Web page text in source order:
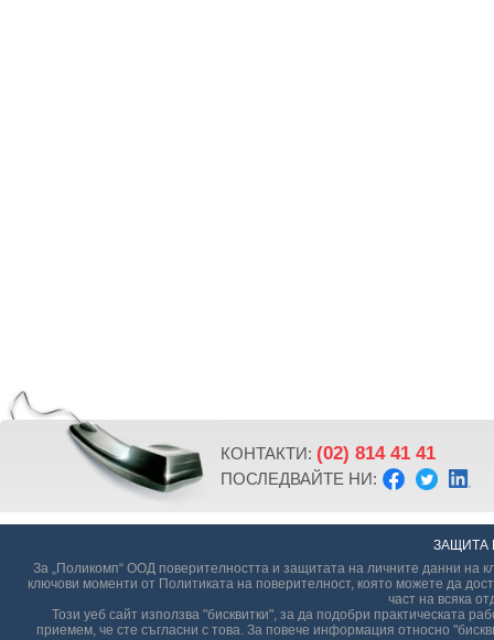
ЗАЩИТА
За „Поликомп“ ООД поверителността и защитата на личните данни на
ключови моменти от Политиката на поверителност, която можете да
част на всяка
Този уеб сайт използва "бисквитки", за да подобри практическата
приемем, че сте съгласни с това. За повече информация относно
КОНТАКТИ: (02) 814 41 41
ПОСЛЕДВАЙТЕ НИ: